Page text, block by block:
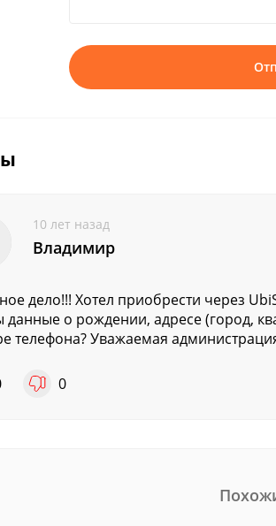
10 лет назад
Владимир
дело!!! Хотел приобрести через
о рождении, адресе (город,
телефона? Уважаемая
0